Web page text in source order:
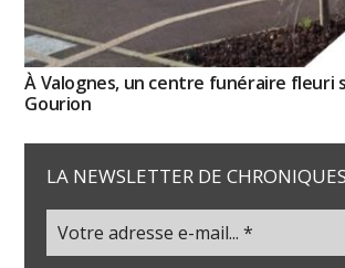
À Valognes, un centre funéraire fleuri
Gourion
LA NEWSLETTER DE